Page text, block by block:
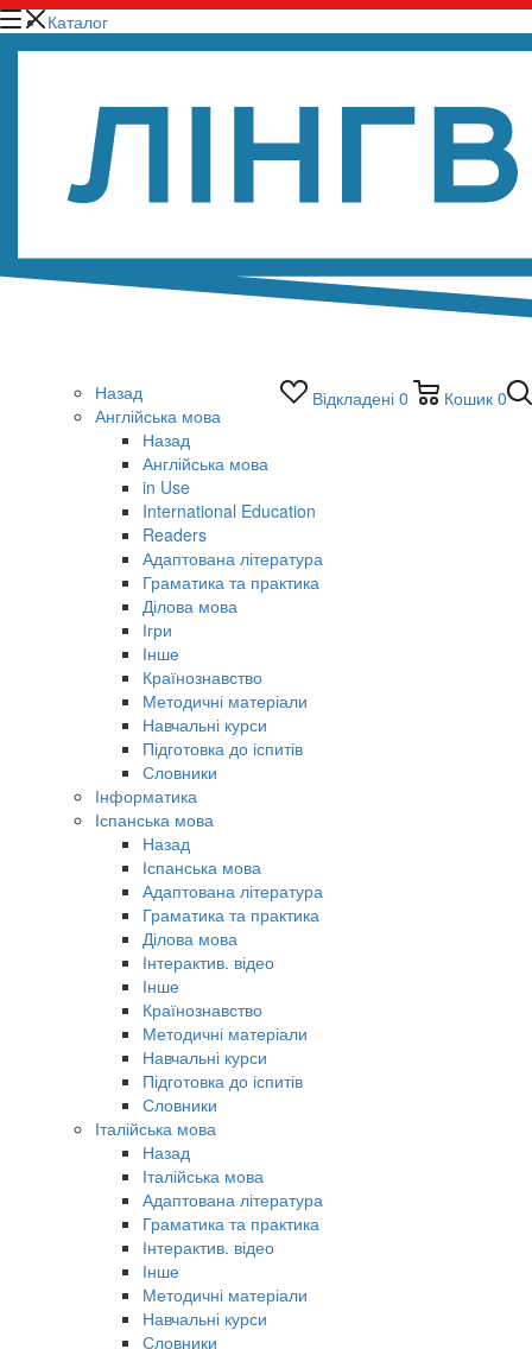
Відкладені 0 Кошик 0
Каталог
Назад
Англійська мова
Назад
Англійська мова
in Use
International Education
Readers
Адаптована література
Граматика та практика
Ділова мова
Ігри
Інше
Країнознавство
Методичні матеріали
Навчальні курси
Підготовка до іспитів
Словники
Інформатика
Іспанська мова
Назад
Іспанська мова
Адаптована література
Граматика та практика
Ділова мова
Інтерактив. відео
Інше
Країнознавство
Методичні матеріали
Навчальні курси
Підготовка до іспитів
Словники
Італійська мова
Назад
Італійська мова
Адаптована література
Граматика та практика
Інтерактив. відео
Інше
Методичні матеріали
Навчальні курси
Словники